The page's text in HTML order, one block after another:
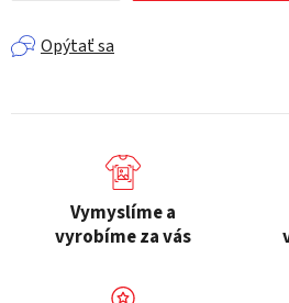
Opýtať sa
Vymyslíme a
vyrobíme za vás